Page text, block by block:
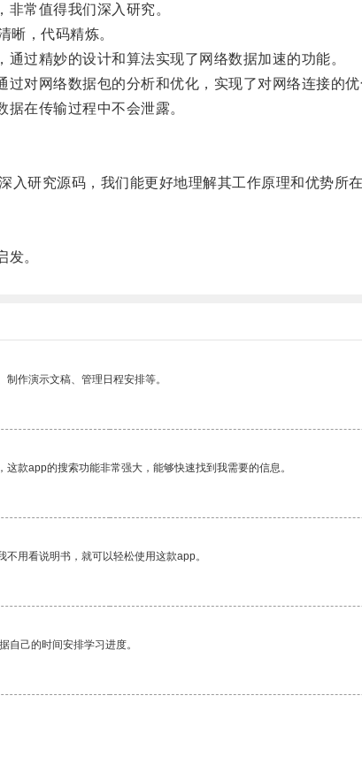
常值得我们深入研究。
，代码精炼。
过精妙的设计和算法实现了网络数据加速的功能。
网络数据包的分析和优化，实现了对网络连接的优
在传输过程中不会泄露。
研究源码，我们能更好地理解其工作原理和优势所在
。
作演示文稿、管理日程安排等。
款app的搜索功能非常强大，能够快速找到我需要的信息。
用看说明书，就可以轻松使用这款app。
自己的时间安排学习进度。